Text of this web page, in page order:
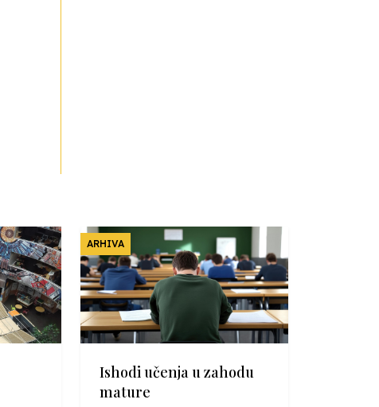
ARHIVA
Ishodi učenja u zahodu
mature